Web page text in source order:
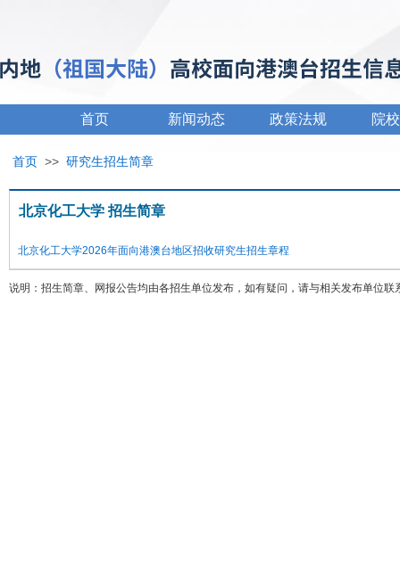
首页 新闻动态 政策法规 院
首页 >> 研究生招生简章
北京化工大学 招生简章
北京化工大学2026年面向港澳台地区招收研究生招生章程
说明：招生简章、网报公告均由各招生单位发布，如有疑问，请与相关发布单位